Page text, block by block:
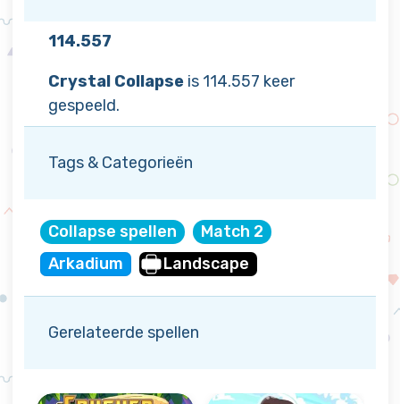
114.557
Crystal Collapse is 114.557 keer
gespeeld.
Tags & Categorieën
Collapse spellen
Match 2
Arkadium
Landscape
Gerelateerde spellen